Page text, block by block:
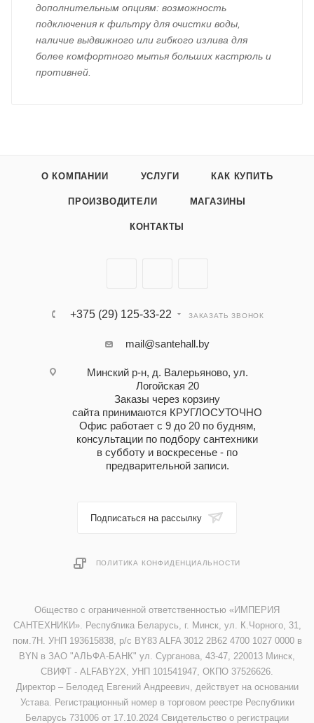
дополнительным опциям: возможность
подключения к фильтру для очистки воды,
наличие выдвижного или гибкого излива для
более комфортного мытья больших кастрюль и
противней.
О КОМПАНИИ УСЛУГИ КАК КУПИТЬ
ПРОИЗВОДИТЕЛИ МАГАЗИНЫ
КОНТАКТЫ
+375 (29) 125-33-22 ЗАКАЗАТЬ ЗВОНОК
mail@santehall.by
Минский р-н, д. Валерьяново, ул.
Логойская 20
Заказы через корзину
сайта принимаются КРУГЛОСУТОЧНО
Офис работает с 9 до 20 по будням,
консультации по подбору сантехники
в субботу и воскресенье - по
предварительной записи.
Подписаться на рассылку
ПОЛИТИКА КОНФИДЕНЦИАЛЬНОСТИ
Общество с ограниченной ответственностью «ИМПЕРИЯ
САНТЕХНИКИ». Республика Беларусь, г. Минск, ул. К.Чорного, 31,
пом.7Н. УНП 193615838, р/с BY83 ALFA 3012 2B62 4700 1027 0000 в
BYN в ЗАО "АЛЬФА-БАНК" ул. Сурганова, 43-47, 220013 Минск,
СВИФТ - ALFABY2X, УНП 101541947, ОКПО 37526626.
Директор – Белодед Евгений Андреевич, действует на основании
Устава. Регистрационный номер в торговом реестре Республики
Беларусь 731006 от 17.10.2024 Свидетельство о регистрации